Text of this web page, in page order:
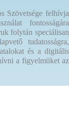
Szövetsége felhívja
fontosságára
folytán speciálisan
tudatosságra,
és a digitális
a figyelmüket az